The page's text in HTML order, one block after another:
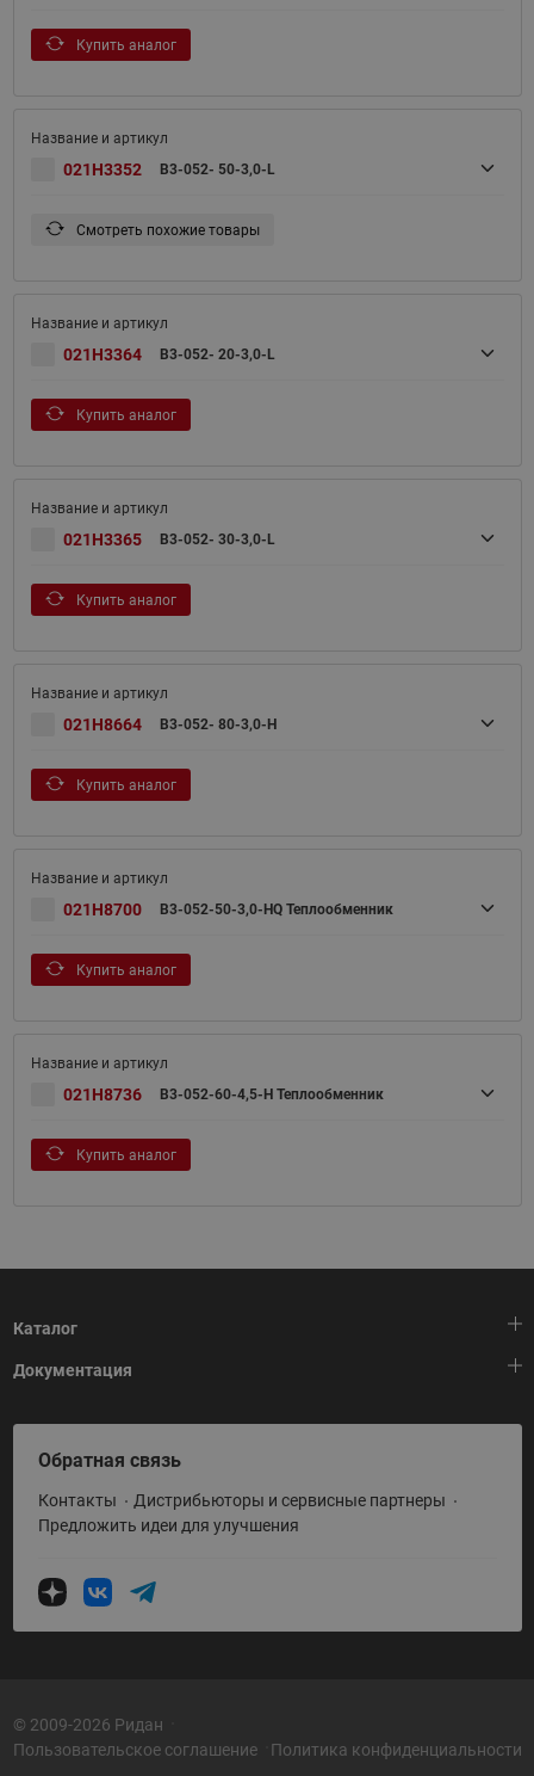
Купить аналог
021H3352 B3-052- 50-3,0-L
Смотреть похожие товары
021H3364 B3-052- 20-3,0-L
Купить аналог
021H3365 B3-052- 30-3,0-L
Купить аналог
021H8664 B3-052- 80-3,0-H
Купить аналог
021H8700 B3-052-50-3,0-HQ Теплообменник
Купить аналог
021H8736 B3-052-60-4,5-H Теплообменник
Купить аналог
Каталог
Тепловая автоматика
Холодильная техника
Приводная техника
Промышленная автоматика
Теплообменное оборудование
Насосное оборудование
Документация
HeatPlatform (Тепловая платформа)
Полезные программы и инструменты
Условия поставки
Обратная связь
Контакты
Дистрибьюторы и сервисные партнеры
Предложить идеи для улучшения
© 2009-2026 Ридан
Пользовательское соглашение
Политика конфиденциальности